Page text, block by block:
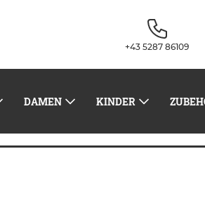
+43 5287 86109
DAMEN KINDER